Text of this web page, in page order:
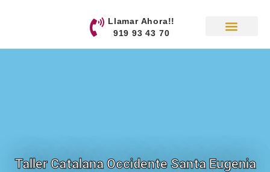
Llamar Ahora!!
919 93 43 70
Taller Catalana Occidente Santa Eugenia